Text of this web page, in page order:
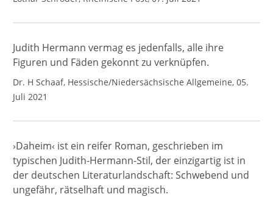
Judith Hermann vermag es jedenfalls, alle ihre
Figuren und Fäden gekonnt zu verknüpfen.
Dr. H Schaaf, Hessische/Niedersächsische Allgemeine, 05.
Juli 2021
›Daheim‹ ist ein reifer Roman, geschrieben im
typischen Judith-Hermann-Stil, der einzigartig ist in
der deutschen Literaturlandschaft: Schwebend und
ungefähr, rätselhaft und magisch.